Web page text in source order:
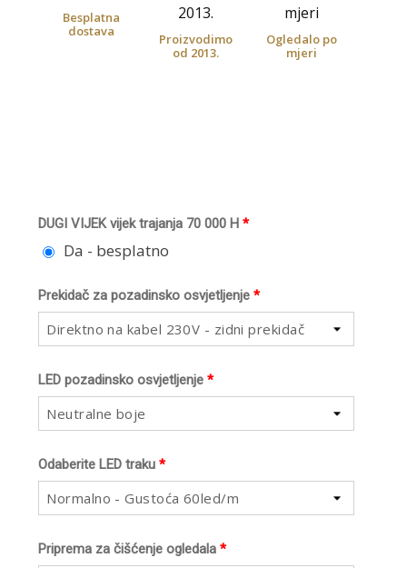
*
DUGI VIJEK vijek trajanja 70 000 H
Da - besplatno
*
Prekidač za pozadinsko osvjetljenje
Direktno na kabel 230V - zidni prekidač
*
LED pozadinsko osvjetljenje
Neutralne boje
*
Odaberite LED traku
Normalno - Gustoća 60led/m
*
Priprema za čišćenje ogledala
Besplatna
dostava
Proizvodimo
od 2013.
Ogledalo po
mjeri